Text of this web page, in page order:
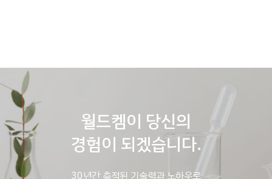
월드켐이 당신의
경험이 되겠습니다.
30년간 축적된 기술력과 노하우로